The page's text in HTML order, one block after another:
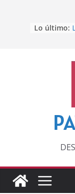
Lo último: